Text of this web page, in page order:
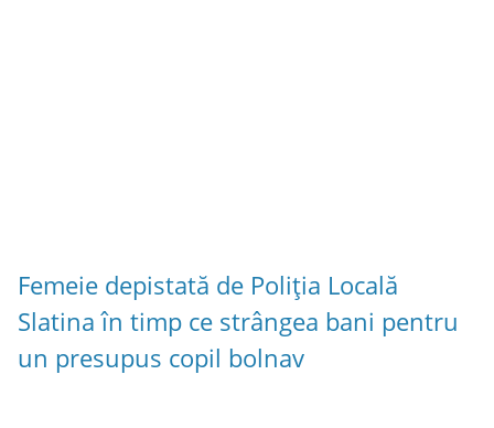
Femeie depistată de Poliția Locală
Slatina în timp ce strângea bani pentru
un presupus copil bolnav